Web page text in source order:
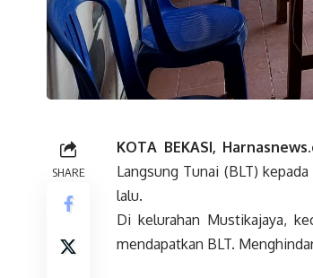
SHARE
KOTA BEKASI,
Langsung Tunai (BLT)
lalu.
Di kelurahan Mustikajaya,
mendapatkan BLT.